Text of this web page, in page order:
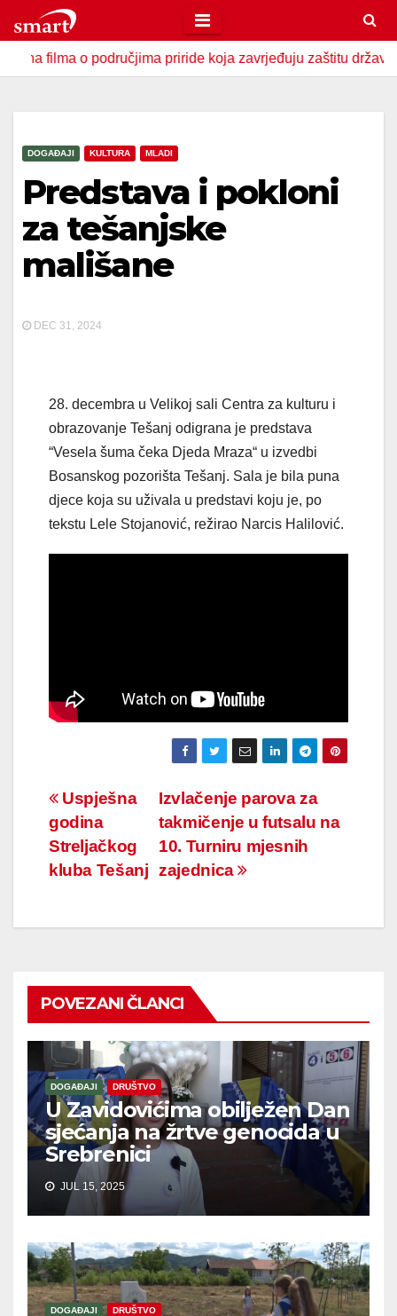
to
contento područjima priride koja zavrjeđuju zaštitu države U
DOGAĐAJI KULTURA MLADI
Predstava i pokloni
za tešanjske
mališane
DEC 31, 2024
28. decembra u Velikoj sali Centra za kulturu i
obrazovanje Tešanj odigrana je predstava
“Vesela šuma čeka Djeda Mraza“ u izvedbi
Bosanskog pozorišta Tešanj. Sala je bila puna
djece koja su uživala u predstavi koju je, po
tekstu Lele Stojanović, režirao Narcis Halilović.
Navigacija
članaka
Izvlačenje parova za
takmičenje u futsalu na
10. Turniru mjesnih
zajednica
Uspješna
godina
Streljačkog
kluba Tešanj
POVEZANI ČLANCI
DOGAĐAJI DRUŠTVO
U Zavidovićima obilježen Dan
sjećanja na žrtve genocida u
Srebrenici
JUL 15, 2025
DOGAĐAJI DRUŠTVO